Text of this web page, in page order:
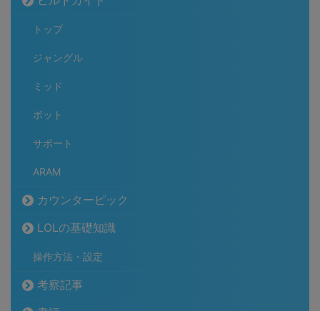
トップ
ジャングル
ミッド
ボット
サポート
ARAM
カウンターピック
LOLの基礎知識
操作方法・設定
考察記事